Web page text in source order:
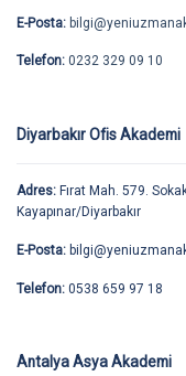
E-Posta:
Telefon: 0232 329 09 10
Diyarbakır Ofis Akademi
Adres: Fırat Mah. 579.
Kayapınar/Diyarbakır
E-Posta:
Telefon: 0538 659 97 18
Antalya Asya Akademi